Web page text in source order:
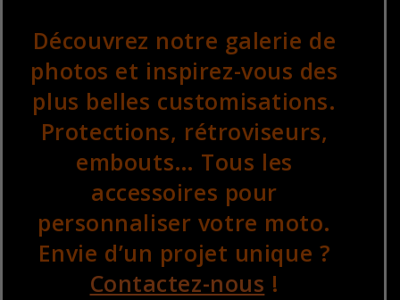
Découvrez notre galerie de
photos et inspirez-vous des
plus belles customisations.
Protections, rétroviseurs,
embouts… Tous les
accessoires pour
personnaliser votre moto.
Envie d’un projet unique ?
Contactez-nous !